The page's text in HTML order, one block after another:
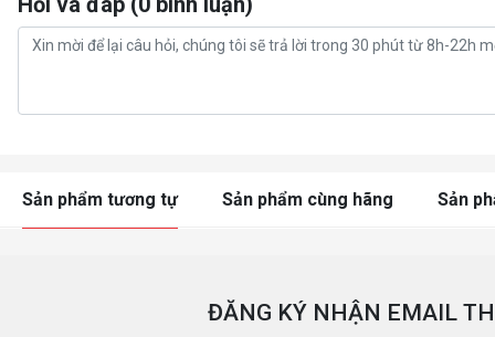
Sản phẩm tương tự Sản phẩm cùng hãng Sản
ĐĂNG KÝ NHẬN EMAIL